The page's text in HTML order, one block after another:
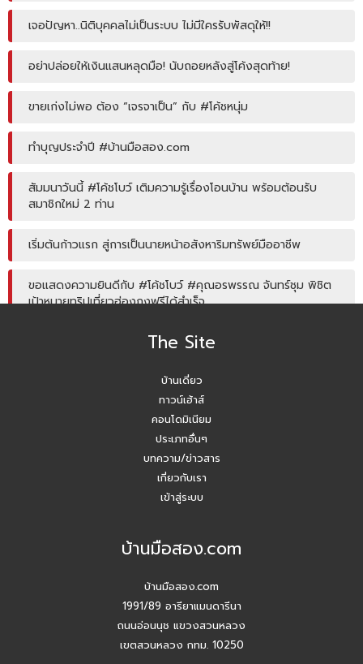
เจอปัญหา..นิติบุคคลไม่เป็นระบบ ไม่มีใครรับพัสดุให้!!
อย่าปล่อยให้เงินแสนหลุดมือ! นับถอยหลังสู่โค้งสุดท้าย!
ขายเก่งไม่พอ ต้อง “เจรจาเป็น” กับ #โค้ชหนุ่ม
ทำบุญประจำปี #บ้านมือสอง.com
สัมมนาวันนี้ #โค้ชโบว์ เติมความรู้เรื่องโอนบ้าน พร้อมต้อนรับ
สมาชิกใหม่ 2 ท่าน
เริ่มต้นก้าวแรก สู่การเป็นนายหน้าอสังหาริมทรัพย์มืออาชีพ
ขอแสดงความยินดีกับ #โค้ชโบว์ #คุณอรพรรณ จันทร์ชุม พิชิต
เป้าหมายทริปเที่ยวฮ่องกงฟรีได้สำเร็จ
โค้ชหนุ่ม แชร์หัวข้อการลงพื้นที่หาลิสโครงการปิด/เปิด
Agent บ้านมือสอง รับมัดจำอีกแล้ว!! คุณเอญดา (คุณหนิง)
บ้านมือสอง.com ประชุมหารือเชิงกลยุทธ์กับเจ้าหน้าที่ธนาคาร
ปี 2026 #Agentบ้านมือสอง.com มี Listing ฝากขายเยอะ
สัมมนาวันนี้ เพื่อยอดขายที่เติบโตในวันหน้า
สัมมนา AGENT บ้านมือสอง.com วันพุธ 24 ธ.ค. 68
กิจกรรมปีใหม่ บ้านมือสอง.com
The Site
บ้านเดี่ยว
ทาวน์เฮ้าส์
คอนโดมิเนียม
ประเภทอื่นๆ
บทความ/ข่าวสาร
เกี่ยวกับเรา
เข้าสู่ระบบ
บ้านมือสอง.com
บ้านมือสอง.com
1991/89 อารียาแมนดารีนา
ถนนอ่อนนุช แขวงสวนหลวง
เขตสวนหลวง กทม. 10250